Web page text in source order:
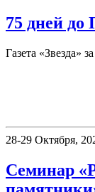
75 дней до
Газета «Звезда»
28-29 Октября,
Семинар